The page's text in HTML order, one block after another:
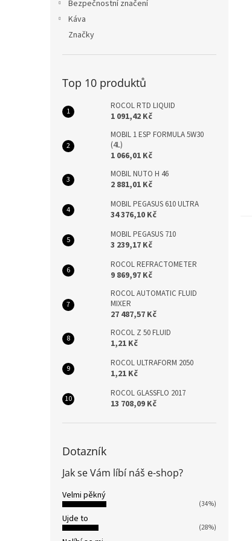
Bezpečnostní značení
Káva
Značky
Top 10 produktů
ROCOL RTD LIQUID
1 091,42 Kč
MOBIL 1 ESP FORMULA 5W30
(4L)
1 066,01 Kč
MOBIL NUTO H 46
2 881,01 Kč
MOBIL PEGASUS 610 ULTRA
34 376,10 Kč
MOBIL PEGASUS 710
3 239,17 Kč
ROCOL REFRACTOMETER
9 869,97 Kč
ROCOL AUTOMATIC FLUID
MIXER
27 487,57 Kč
ROCOL Z 50 FLUID
1,21 Kč
ROCOL ULTRAFORM 2050
1,21 Kč
ROCOL GLASSFLO 2017
13 708,09 Kč
Dotazník
Jak se Vám líbí náš e-shop?
Velmi pěkný
(34%)
Ujde to
(28%)